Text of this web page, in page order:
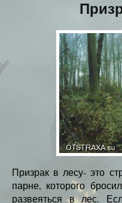
Призрак в лесу- это
парне, которого
развеяться в лес.